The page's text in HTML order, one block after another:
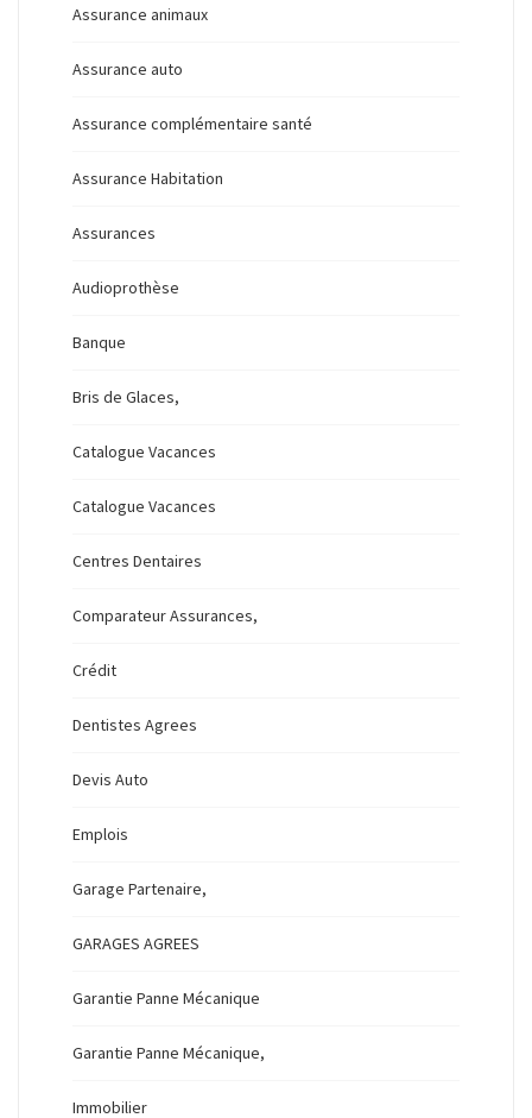
Assurance animaux
Assurance auto
Assurance complémentaire santé
Assurance Habitation
Assurances
Audioprothèse
Banque
Bris de Glaces,
Catalogue Vacances
Catalogue Vacances
Centres Dentaires
Comparateur Assurances,
Crédit
Dentistes Agrees
Devis Auto
Emplois
Garage Partenaire,
GARAGES AGREES
Garantie Panne Mécanique
Garantie Panne Mécanique,
Immobilier